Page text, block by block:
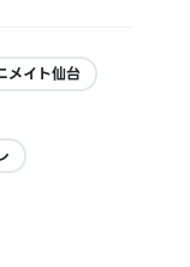
メイト仙台